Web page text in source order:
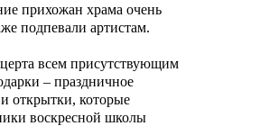
прихожан храма очень
подпевали артистам.
всем присутствующим
– праздничное
открытки, которые
воскресной школы